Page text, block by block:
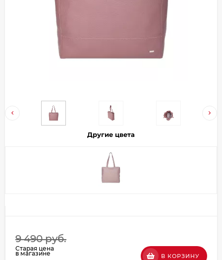
Другие цвета
9 490 руб.
Старая цена
в магазине В КОРЗИНУ
Добавляйте товары
в корзину
Оплачивайте сегодня только
Получайте товар
выбранный способом
с вашей карты
каждые 2 недели
об оплате Плайтом